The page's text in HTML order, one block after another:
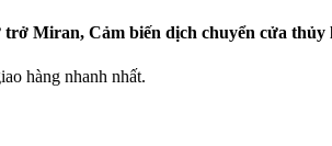
Miran, Cảm biến dịch chuyển cửa thủy
hàng nhanh nhất.